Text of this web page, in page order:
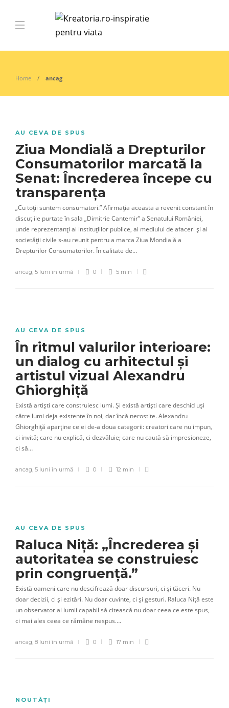
Home ancag
AU CEVA DE SPUS
Ziua Mondială a Drepturilor
Consumatorilor marcată la
Senat: Încrederea începe cu
transparența
„Cu toții suntem consumatori.” Afirmația aceasta a revenit constant în
discuțiile purtate în sala „Dimitrie Cantemir” a Senatului României,
unde reprezentanți ai instituțiilor publice, ai mediului de afaceri și ai
societății civile s-au reunit pentru a marca Ziua Mondială a
Drepturilor Consumatorilor. În calitate de…
ancag, 5 luni în urmă 0 5 min
AU CEVA DE SPUS
În ritmul valurilor interioare:
un dialog cu arhitectul și
artistul vizual Alexandru
Ghiorghiță
Există artiști care construiesc lumi. Și există artiști care deschid uși
către lumi deja existente în noi, dar încă nerostite. Alexandru
Ghiorghiță aparține celei de‑a doua categorii: creatori care nu impun,
ci invită; care nu explică, ci dezvăluie; care nu caută să impresioneze,
ci să…
ancag, 5 luni în urmă 0 12 min
AU CEVA DE SPUS
Raluca Niță: „Încrederea și
autoritatea se construiesc
prin congruență.”
Există oameni care nu descifrează doar discursuri, ci și tăceri. Nu
doar decizii, ci și ezitări. Nu doar cuvinte, ci și gesturi. Raluca Niță este
un observator al lumii capabil să citească nu doar ceea ce este spus,
ci mai ales ceea ce rămâne nespus….
ancag, 8 luni în urmă 0 17 min
NOUTĂȚI